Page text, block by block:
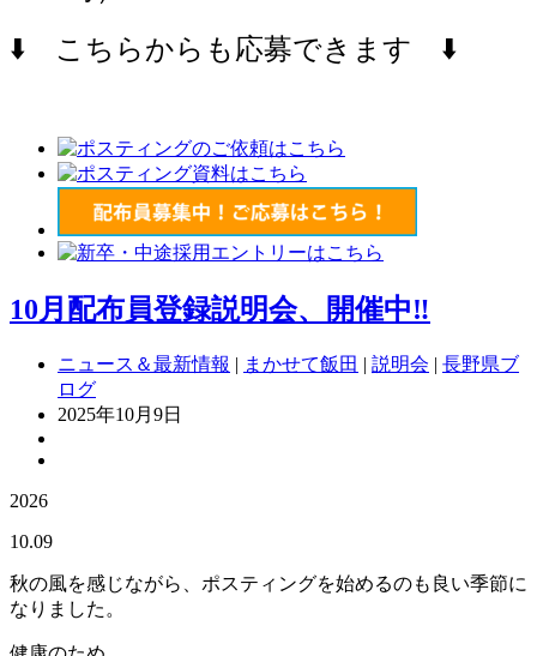
⬇️ こちらからも応募できます ⬇️
10月配布員登録説明会、開催中‼
ニュース＆最新情報 | まかせて飯田 | 説明会 | 長野県ブ
ログ
2025年10月9日
2026
10.09
秋の風を感じながら、ポスティングを始めるのも良い季節に
なりました。